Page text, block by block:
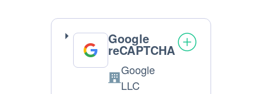
Google
reCAPTCHA
Azienda:
Google
LLC